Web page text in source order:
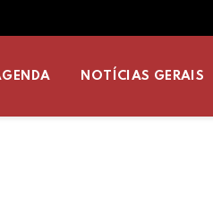
NOTÍCIAS GERAIS